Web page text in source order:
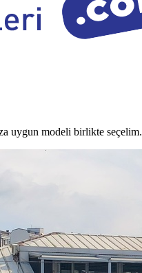
uygun modeli birlikte seçelim.